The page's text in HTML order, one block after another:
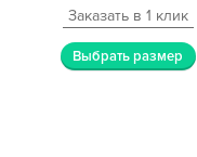
Заказать в 1 клик
Выбрать размер